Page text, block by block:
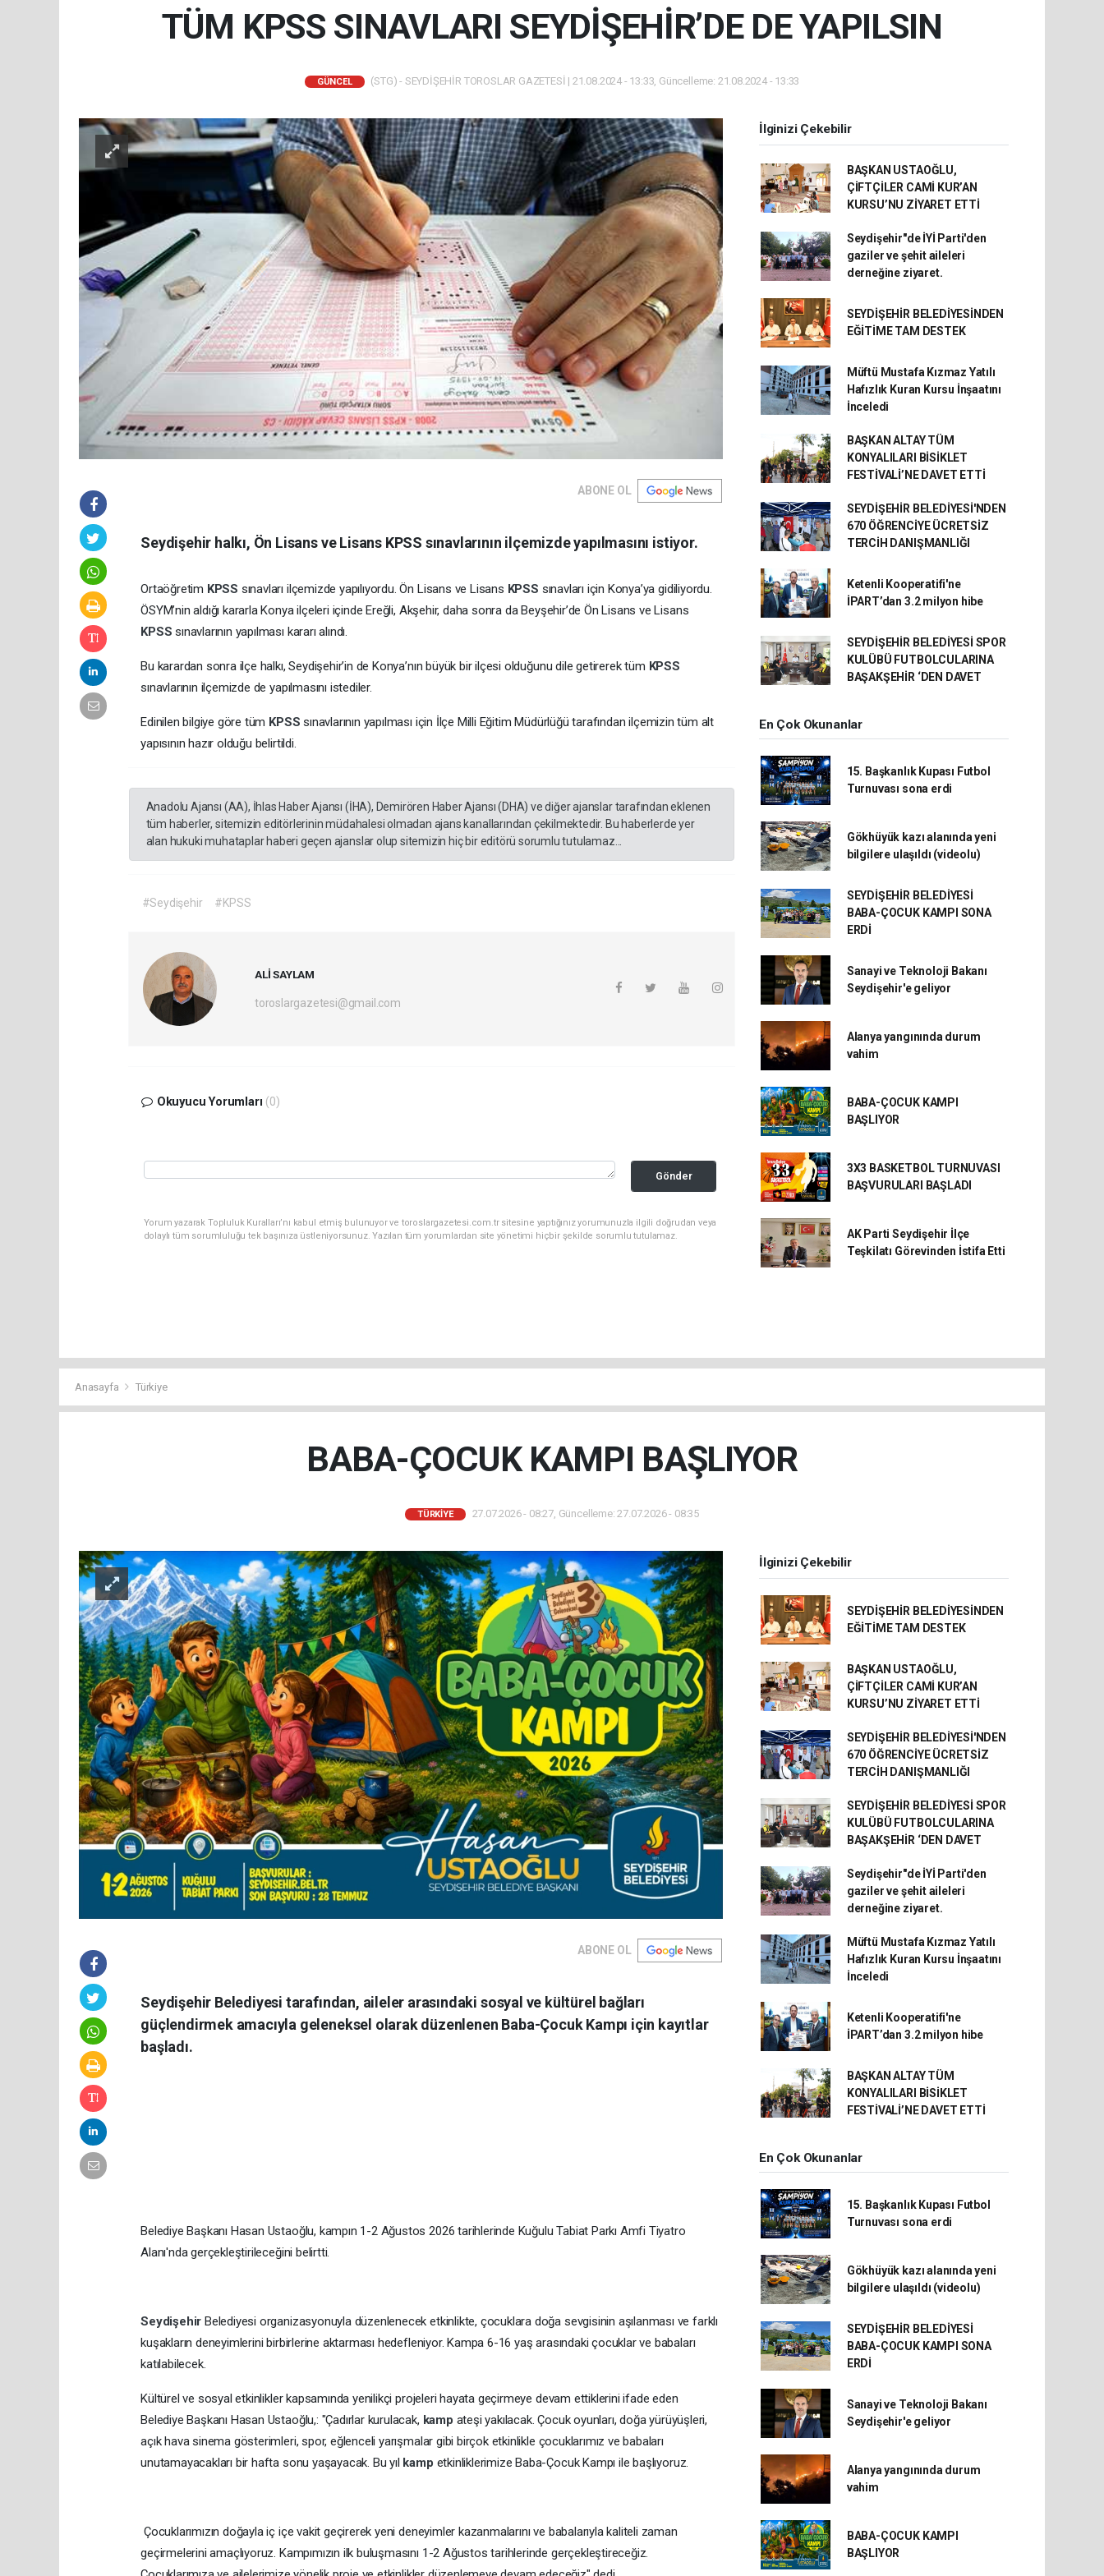
TÜM KPSS SINAVLARI SEYDİŞEHİR’DE DE YAPILSIN
GÜNCEL (STG) - SEYDİŞEHİR TOROSLAR GAZETESİ | 21.08.2024 - 13:33, Güncelleme: 21.08.2024 - 13:33
ABONE OL
Seydişehir halkı, Ön Lisans ve Lisans KPSS sınavlarının ilçemizde yapılmasını istiyor.
Ortaöğretim KPSS sınavları ilçemizde yapılıyordu. Ön Lisans ve Lisans KPSS sınavları için Konya’ya gidiliyordu.
ÖSYM’nin aldığı kararla Konya ilçeleri içinde Ereğli, Akşehir, daha sonra da Beyşehir’de Ön Lisans ve Lisans
KPSSsınavlarının yapılması kararı alındı.
Bu karardan sonra ilçe halkı, Seydişehir’in de Konya’nın büyük bir ilçesi olduğunu dile getirerek tüm KPSS
sınavlarının ilçemizde de yapılmasını istediler.
Edinilen bilgiye göre tüm KPSSsınavlarının yapılması için İlçe Milli Eğitim Müdürlüğü tarafından ilçemizin tüm alt
yapısının hazır olduğu belirtildi.
Anadolu Ajansı (AA), İhlas Haber Ajansı (İHA), Demirören Haber Ajansı (DHA) ve diğer ajanslar tarafından eklenen
tüm haberler, sitemizin editörlerinin müdahalesi olmadan ajans kanallarından çekilmektedir. Bu haberlerde yer
alan hukuki muhataplar haberi geçen ajanslar olup sitemizin hiç bir editörü sorumlu tutulamaz...
#Seydişehir #KPSS
ALİ SAYLAM
toroslargazetesi@gmail.com
Okuyucu Yorumları (0)
Gönder
Yorum yazarak Topluluk Kuralları’nı kabul etmiş bulunuyor ve toroslargazetesi.com.tr sitesine yaptığınız yorumunuzla ilgili doğrudan veya
dolaylı tüm sorumluluğu tek başınıza üstleniyorsunuz. Yazılan tüm yorumlardan site yönetimi hiçbir şekilde sorumlu tutulamaz.
İlginizi Çekebilir
BAŞKAN USTAOĞLU,
ÇİFTÇİLER CAMİ KUR’AN
KURSU’NU ZİYARET ETTİ
Seydişehir"de İYİ Parti'den
gaziler ve şehit aileleri
derneğine ziyaret.
SEYDİŞEHİR BELEDİYESİNDEN
EĞİTİME TAM DESTEK
Müftü Mustafa Kızmaz Yatılı
Hafızlık Kuran Kursu İnşaatını
İnceledi
BAŞKAN ALTAY TÜM
KONYALILARI BİSİKLET
FESTİVALİ’NE DAVET ETTİ
SEYDİŞEHİR BELEDİYESİ'NDEN
670 ÖĞRENCİYE ÜCRETSİZ
TERCİH DANIŞMANLIĞI
Ketenli Kooperatifi'ne
İPART’dan 3.2 milyon hibe
SEYDİŞEHİR BELEDİYESİ SPOR
KULÜBÜ FUTBOLCULARINA
BAŞAKŞEHİR ‘DEN DAVET
En Çok Okunanlar
15. Başkanlık Kupası Futbol
Turnuvası sona erdi
Gökhüyük kazı alanında yeni
bilgilere ulaşıldı (videolu)
SEYDİŞEHİR BELEDİYESİ
BABA-ÇOCUK KAMPI SONA
ERDİ
Sanayi ve Teknoloji Bakanı
Seydişehir'e geliyor
Alanya yangınında durum
vahim
BABA-ÇOCUK KAMPI
BAŞLIYOR
3X3 BASKETBOL TURNUVASI
BAŞVURULARI BAŞLADI
AK Parti Seydişehir İlçe
Teşkilatı Görevinden İstifa Etti
Anasayfa Türkiye
BABA-ÇOCUK KAMPI BAŞLIYOR
TÜRKIYE 27.07.2026 - 08:27, Güncelleme: 27.07.2026 - 08:35
ABONE OL
Seydişehir Belediyesi tarafından, aileler arasındaki sosyal ve kültürel bağları
güçlendirmek amacıyla geleneksel olarak düzenlenen Baba-Çocuk Kampı için kayıtlar
başladı.
Belediye Başkanı Hasan Ustaoğlu, kampın 1-2 Ağustos 2026 tarihlerinde Kuğulu Tabiat Parkı Amfi Tiyatro
Alanı'nda gerçekleştirileceğini belirtti.
Seydişehir Belediyesi organizasyonuyla düzenlenecek etkinlikte, çocuklara doğa sevgisinin aşılanması ve farklı
kuşakların deneyimlerini birbirlerine aktarması hedefleniyor. Kampa 6-16 yaş arasındaki çocuklar ve babaları
katılabilecek.
Kültürel ve sosyal etkinlikler kapsamında yenilikçi projeleri hayata geçirmeye devam ettiklerini ifade eden
Belediye Başkanı Hasan Ustaoğlu,: "Çadırlar kurulacak, kamp ateşi yakılacak. Çocuk oyunları, doğa yürüyüşleri,
açık hava sinema gösterimleri, spor, eğlenceli yarışmalar gibi birçok etkinlikle çocuklarımız ve babaları
unutamayacakları bir hafta sonu yaşayacak. Bu yıl kamp etkinliklerimize Baba-Çocuk Kampı ile başlıyoruz.
Çocuklarımızın doğayla iç içe vakit geçirerek yeni deneyimler kazanmalarını ve babalarıyla kaliteli zaman
geçirmelerini amaçlıyoruz. Kampımızın ilk buluşmasını 1-2 Ağustos tarihlerinde gerçekleştireceğiz.
İlginizi Çekebilir
SEYDİŞEHİR BELEDİYESİNDEN
EĞİTİME TAM DESTEK
BAŞKAN USTAOĞLU,
ÇİFTÇİLER CAMİ KUR’AN
KURSU’NU ZİYARET ETTİ
SEYDİŞEHİR BELEDİYESİ'NDEN
670 ÖĞRENCİYE ÜCRETSİZ
TERCİH DANIŞMANLIĞI
SEYDİŞEHİR BELEDİYESİ SPOR
KULÜBÜ FUTBOLCULARINA
BAŞAKŞEHİR ‘DEN DAVET
Seydişehir"de İYİ Parti'den
gaziler ve şehit aileleri
derneğine ziyaret.
Müftü Mustafa Kızmaz Yatılı
Hafızlık Kuran Kursu İnşaatını
İnceledi
Ketenli Kooperatifi'ne
İPART’dan 3.2 milyon hibe
BAŞKAN ALTAY TÜM
KONYALILARI BİSİKLET
FESTİVALİ’NE DAVET ETTİ
En Çok Okunanlar
15. Başkanlık Kupası Futbol
Turnuvası sona erdi
Gökhüyük kazı alanında yeni
bilgilere ulaşıldı (videolu)
SEYDİŞEHİR BELEDİYESİ
BABA-ÇOCUK KAMPI SONA
ERDİ
Sanayi ve Teknoloji Bakanı
Seydişehir'e geliyor
Alanya yangınında durum
vahim
BABA-ÇOCUK KAMPI
BAŞLIYOR